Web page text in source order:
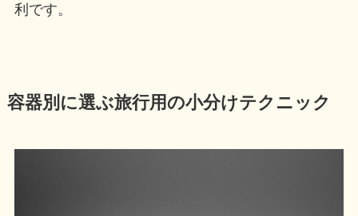
利です。
容器別に選ぶ旅行用の小分けテクニック